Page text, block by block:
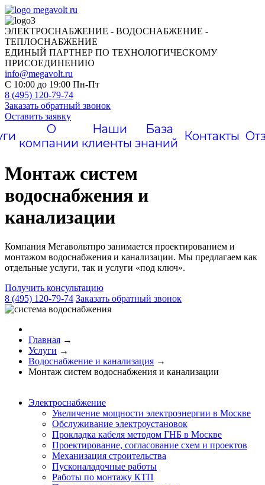
ЭЛЕКТРОСНАБЖЕНИЕ - ВОДОСНАБЖЕНИЕ -
ТЕПЛОСНАБЖЕНИЕ
ЕДИНЫЙ ПАРТНЕР ПО ТЕХНОЛОГИЧЕСКОМУ
ПРИСОЕДИНЕНИЮ
info@megavolt.ru
C 10:00 до 19:00 Пн-Пт
8 (495) 120-79-74
Заказать обратный звонок
Оставить заявку
О
компании
Наши
клиенты
База
знаний Контакты
Монтаж систем
водоснабжения и
канализации
Компания Мегавольтпро занимается проектированием и
монтажом водоснабжения и канализации. Мы предлагаем как
отдельные услуги, так и услуги «под ключ».
Получить консультацию
8 (495) 120-79-74 Заказать обратный звонок
Главная →
Услуги →
Водоснабжение и канализация →
Монтаж систем водоснабжения и канализации
Электроснабжение
Увеличение мощности электроэнергии в Москве
Обслуживание электроустановок
Прокладка кабеля методом ГНБ в Москве
Проектирование, согласование схем и проектов
Механизация строительства
Пусконаладочные работы
Работы по монтажу КТП